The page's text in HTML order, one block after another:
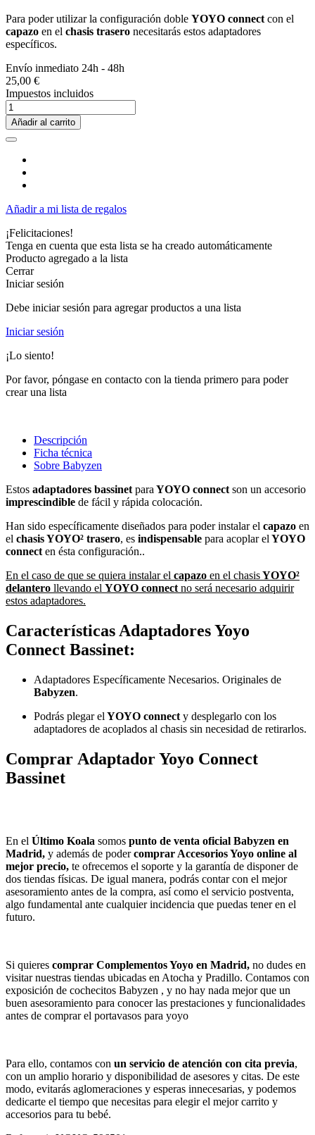
Para poder utilizar la configuración doble YOYO connectcon el
capazo en el chasis trasero necesitarás estos adaptadores
específicos.
Envío inmediato 24h - 48h
25,00 €
Impuestos incluidos
Añadir al carrito
Añadir a mi lista de regalos
¡Felicitaciones!
Tenga en cuenta que esta lista se ha creado automáticamente
Producto agregado a la lista
Cerrar
Iniciar sesión
Debe iniciar sesión para agregar productos a una lista
Iniciar sesión
¡Lo siento!
Por favor, póngase en contacto con la tienda primero para poder
crear una lista
Descripción
Ficha técnica
Sobre Babyzen
Estos adaptadores bassinetparaYOYO connectson un accesorio
imprescindible de fácil y rápida colocación.
Han sido específicamente diseñados para poder instalar el capazo en
el chasis YOYO² trasero, es indispensable para acoplar elYOYO
connecten ésta configuración..
En el caso de que se quiera instalar el capazo en el chasisYOYO²
delantero llevando el YOYO connectno será necesario adquirir
estos adaptadores.
Características Adaptadores Yoyo
Connect Bassinet:
Adaptadores Específicamente Necesarios. Originales de
Babyzen.
Podrás plegar el YOYO connect y desplegarlo con los
adaptadores de acoplados al chasis sin necesidad de retirarlos.
Comprar Adaptador Yoyo Connect
Bassinet
En el Último Koala somos punto de venta oficial Babyzen en
Madrid, y además de podercomprar Accesorios Yoyo online al
mejor precio, te ofrecemos el soporte y la garantía de disponer de
dos tiendas físicas. De igual manera, podrás contar con el mejor
asesoramiento antes de la compra, así como el servicio postventa,
algo fundamental ante cualquier incidencia que puedas tener en el
futuro.
Si quieres comprar Complementos Yoyo en Madrid, no dudes en
visitar nuestras tiendas ubicadas en Atocha y Pradillo. Contamos con
exposición de cochecitos Babyzen , y no hay nada mejor que un
buen asesoramiento para conocer las prestaciones y funcionalidades
antes de comprar el portavasos para yoyo
Para ello, contamos con un servicio de atención con cita previa,
con un amplio horario y disponibilidad de asesores y citas. De este
modo, evitarás aglomeraciones y esperas innecesarias, y podemos
dedicarte el tiempo que necesitas para elegir el mejor carrito y
accesorios para tu bebé.